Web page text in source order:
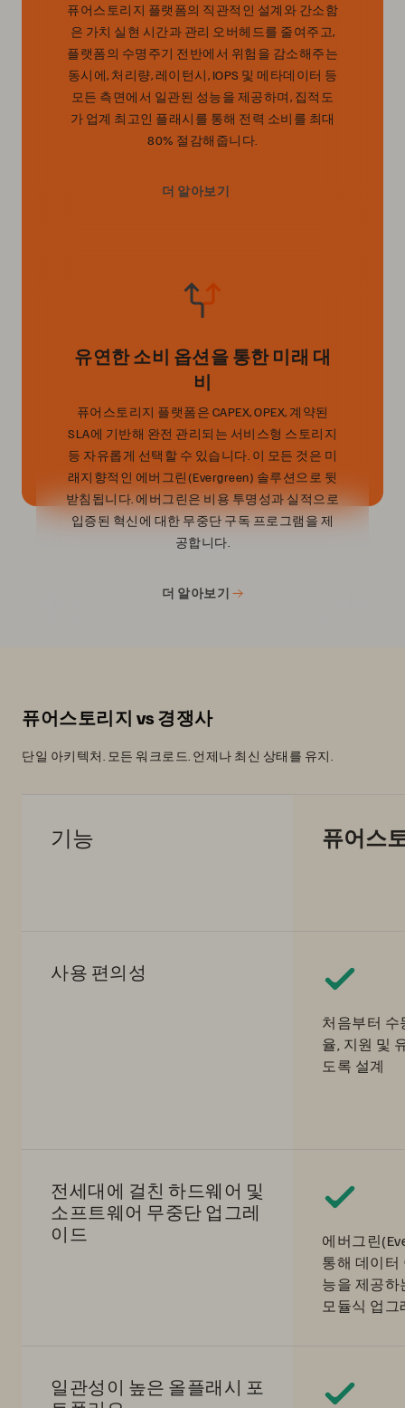
퓨어스토리지 플랫폼의 직관적인 설계와 간소함
은 가치 실현 시간과 관리 오버헤드를 줄여주고,
플랫폼의 수명주기 전반에서 위험을 감소해주는
동시에, 처리량, 레이턴시, IOPS 및 메타데이터 등
모든 측면에서 일관된 성능을 제공하며, 집적도
가 업계 최고인 플래시를 통해 전력 소비를 최대
80% 절감해줍니다.
더 알아보기
유연한 소비 옵션을 통한 미래 대
비
퓨어스토리지 플랫폼은 CAPEX, OPEX, 계약된
SLA에 기반해 완전 관리되는 서비스형 스토리지
등 자유롭게 선택할 수 있습니다. 이 모든 것은 미
래지향적인 에버그린(Evergreen) 솔루션으로 뒷
받침됩니다. 에버그린은 비용 투명성과 실적으로
입증된 혁신에 대한 무중단 구독 프로그램을 제
공합니다.
더 알아보기
퓨어스토리지 vs 경쟁사
단일 아키텍처. 모든 워크로드. 언제나 최신 상태를 유지.
기능 퓨어스
사용 편의성
처음부터 수
율, 지원 및
도록 설계
전세대에 걸친 하드웨어 및
소프트웨어 무중단 업그레
이드
에버그린
통해 데이터
능을 제공하
모듈식 업
일관성이 높은 올플래시 포